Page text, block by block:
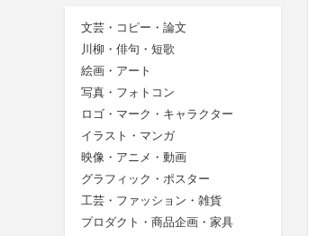
文芸・コピー・論文
川柳・俳句・短歌
絵画・アート
写真・フォトコン
ロゴ・マーク・キャラクター
イラスト・マンガ
映像・アニメ・動画
グラフィック・ポスター
工芸・ファッション・雑貨
プロダクト・商品企画・家具